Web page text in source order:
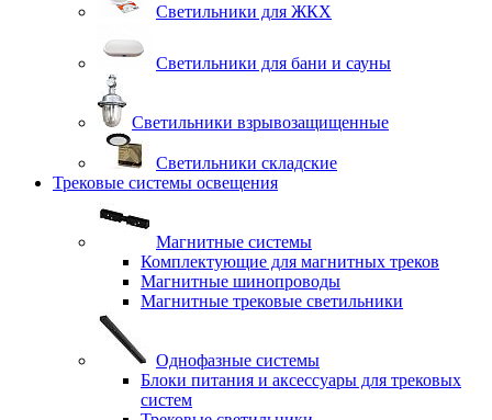
Светильники для ЖКХ
Светильники для бани и сауны
Светильники взрывозащищенные
Светильники складские
Трековые системы освещения
Магнитные системы
Комплектующие для магнитных треков
Магнитные шинопроводы
Магнитные трековые светильники
Однофазные системы
Блоки питания и аксессуары для трековых
систем